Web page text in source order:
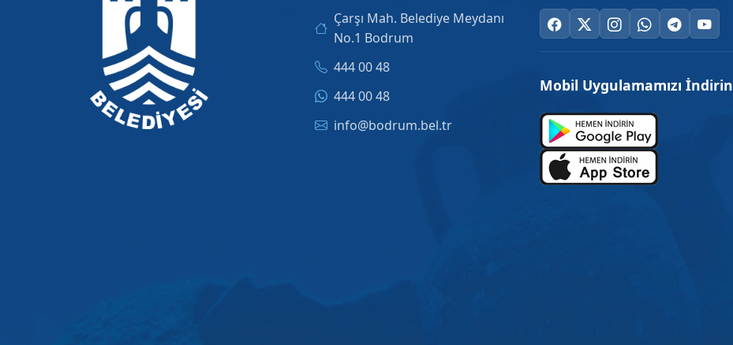
Çarşı Mah. Belediye Meydanı
No.1 Bodrum
444 00 48
444 00 48
info@bodrum.bel.tr
Mobil Uygulamamızı İndirin